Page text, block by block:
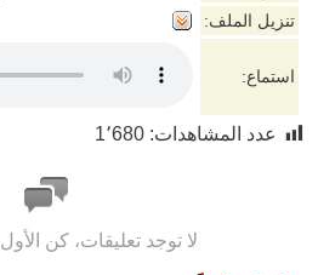
تنزيل الملف:
استماع:
عدد المشاهدات: 1٬680
لا توجد تعليقات، كن